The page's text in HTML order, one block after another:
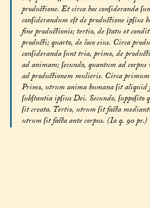
productione. Et circa hoc conſideranda
conſiderandum eſt de productione ipſius
fine productionis; tertio, de ſtatu et
producti; quarto, de loco eius. Circa
conſideranda ſunt tria, primo, de
ad animam; ſecundo, quantum ad
ad productionem mulieris. Circa
Primo, utrum anima humana ſit aliquid
ſubſtantia ipſius Dei. Secundo,
ſit creata. Tertio, utrum ſit facta
utrum ſit facta ante corpus. (Ia q. 90 pr.)